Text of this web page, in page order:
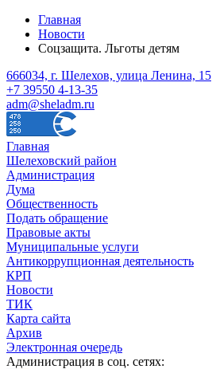
Главная
Новости
Соцзащита. Льготы детям
666034, г. Шелехов, улица Ленина, 15
+7 39550 4-13-35
adm@sheladm.ru
Главная
Шелеховский район
Администрация
Дума
Общественность
Подать обращение
Правовые акты
Муниципальные услуги
Антикоррупционная деятельность
КРП
Новости
ТИК
Карта сайта
Архив
Электронная очередь
Администрация в соц. сетях: